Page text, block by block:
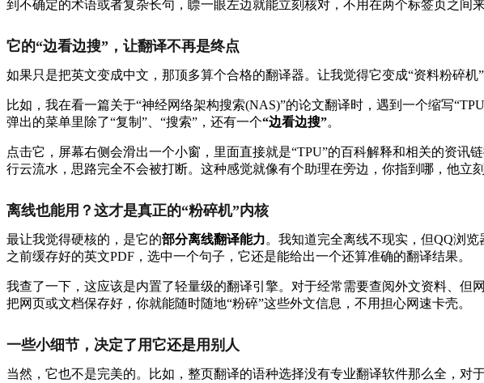
到不确定的术语或者复杂长句，瞟一眼左边就能立刻核对，不用在两个标签页之间
它的“边看边搜”，让翻译不再是终点
如果只是把英文变成中文，那顶多算个合格的翻译器。让我觉得它变成“资料粉碎机
比如，我在看一篇关于“神经网络架构搜索(NAS)”的论文翻译时，遇到一个缩写
弹出的菜单里除了“复制”、“搜索”，还有一个“边看边搜”。
点击它，屏幕右侧会滑出一个小窗，里面直接就是“TPU”的百科解释和相关的资
行云流水，思路完全不会被打断。这种感觉就像有个助理在旁边，你指到哪，他立
离线也能用？这才是真正的“粉碎机”内核
最让我觉得硬核的，是它的部分离线翻译能力。我知道完全离线不现实，但QQ浏
之前缓存好的英文PDF，选中一个句子，它还是能给出一个还算准确的翻译结果。
我查了一下，这应该是内置了轻量级的翻译引擎。对于经常需要查阅外文资料、
把网页或文档保存好，你就能随时随地“粉碎”这些外文信息，不用担心网速卡壳。
一些小细节，决定了用它还是用别人
当然，它也不是完美的。比如，整页翻译的语种选择没有专业翻译软件那么全，